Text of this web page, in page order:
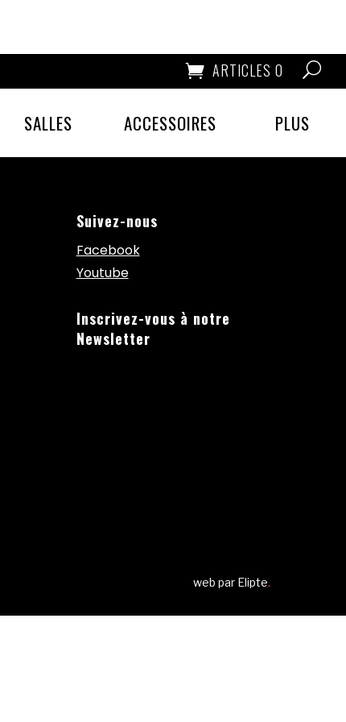
ARTICLES 0
SALLES ACCESSOIRES PLUS
Suivez-nous
Facebook
Youtube
Inscrivez-vous à notre
Newsletter
web par Elipte.